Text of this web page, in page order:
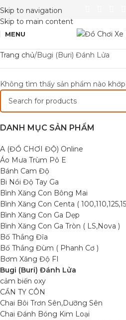
Skip to navigation
Skip to main content
MENU
DANH MỤC SẢN PHẨM
A (ĐỒ CHƠI ĐỘ) Online
Áo Mưa Trùm Pô E
Bánh Cam Độ
Bi Nồi Độ Tay Ga
Bình Xăng Con Bông Mai
Bình Xăng Con Centa (
Bình Xăng Con Ga Dẹp
Bình Xăng Con Ga Tròn ( LS,Nova )
Bố Thắng Đĩa
Bố Thắng Đùm ( Phanh Cơ )
Bơm Xăng Độ FI
Bugi (Buri) Đánh Lửa
cảm biến oxy
CẦN TY CÔN
Chai Bôi Trơn Sên,Dưỡng Sên
Chai Đánh Bóng Kim Loại
Trang chủ Bugi (Buri) Đánh Lửa
Không tìm thấy sản phẩm nào